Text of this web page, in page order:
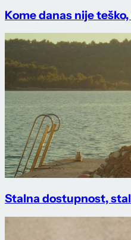
Kome danas nije
Stalna dostupnost,